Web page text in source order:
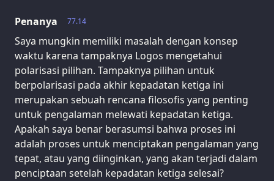
77.14
Penanya
Saya mungkin memiliki masalah dengan konsep
waktu karena tampaknya Logos mengetahui
polarisasi pilihan. Tampaknya pilihan untuk
berpolarisasi pada akhir kepadatan ketiga ini
merupakan sebuah rencana filosofis yang penting
untuk pengalaman melewati kepadatan ketiga.
Apakah saya benar berasumsi bahwa proses ini
adalah proses untuk menciptakan pengalaman yang
tepat, atau yang diinginkan, yang akan terjadi dalam
penciptaan setelah kepadatan ketiga selesai?